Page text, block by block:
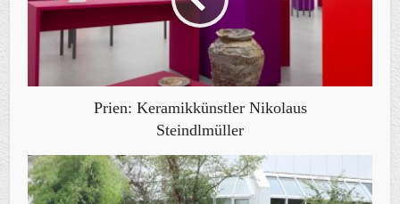
Prien: Keramikkünstler Nikolaus
Steindlmüller